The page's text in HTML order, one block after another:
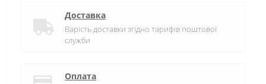
Доставка
Варість доставки згідно тарифів поштової
служби
Оплата